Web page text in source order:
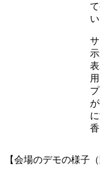
い
【会場のデモの様子（